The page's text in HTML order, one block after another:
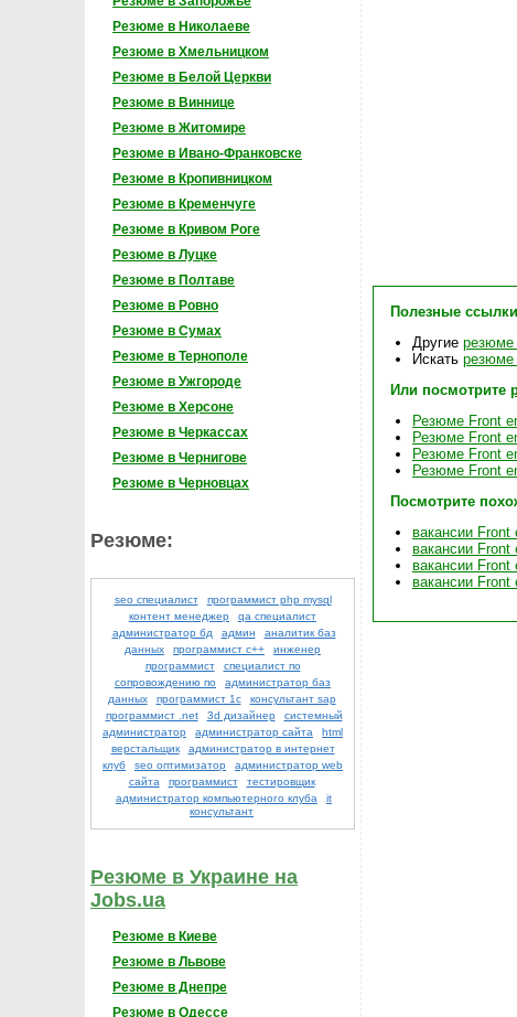
Резюме в Николаеве
Резюме в Хмельницком
Резюме в Белой Церкви
Резюме в Виннице
Резюме в Житомире
Резюме в Ивано-Франковске
Резюме в Кропивницком
Резюме в Кременчуге
Резюме в Кривом Роге
Резюме в Луцке
Резюме в Полтаве
Резюме в Ровно
Резюме в Сумах
Резюме в Тернополе
Резюме в Ужгороде
Резюме в Херсоне
Резюме в Черкассах
Резюме в Чернигове
Резюме в Черновцах
Резюме:
seo специалист
программист php mysql
контент менеджер
qa специалист
администратор бд
админ
аналитик баз
данных
программист с++
инженер
программист
специалист по
сопровождению по
администратор баз
данных
программист 1с
консультант sap
программист .net
3d дизайнер
системный
администратор
администратор сайта
html
верстальщик
администратор в интернет
клуб
seo оптимизатор
администратор web
сайта
программист
тестировщик
администратор компьютерного клуба
it
консультант
Резюме в Украине на
Jobs.ua
Резюме в Киеве
Резюме в Львове
Резюме в Днепре
Резюме в Одессе
Полезные ссылки
Другие резюме
Искать резюме
Или посмотрите
Резюме Front
Резюме Front
Резюме Front
Резюме Front
Посмотрите
вакансии Front
вакансии Front
вакансии Front
вакансии Front